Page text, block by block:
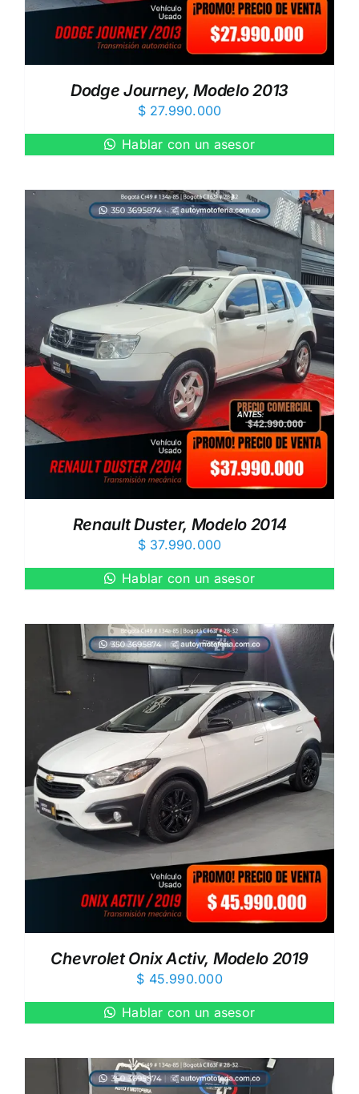
Dodge Journey, Modelo 2013
$27.990.000
Hablar con un asesor
Renault Duster, Modelo 2014
$37.990.000
Hablar con un asesor
Chevrolet Onix Activ, Modelo 2019
$ 45.990.000
Hablar con un asesor